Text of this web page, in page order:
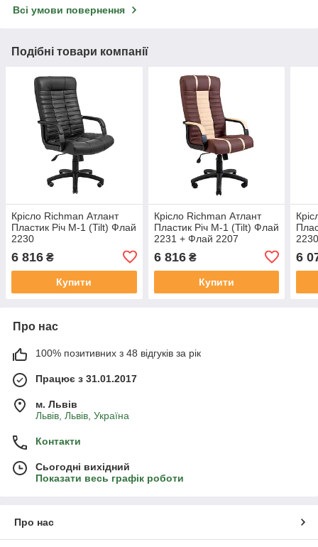
Всі умови повернення
Подібні товари компанії
Крісло Richman Атлант
Пластик Річ M-1 (Tilt) Флай
2230
6 816 ₴
Купити
Крісло Richman Атлант
Пластик Річ M-1 (Tilt) Флай
2231 + Флай 2207
6 816₴
Купити
6
Про нас
100% позитивних з 48 відгуків за рік
Працює з 31.01.2017
м. Львів
Львів, Львів, Україна
Контакти
Сьогодні вихідний
Показати весь графік роботи
Про нас